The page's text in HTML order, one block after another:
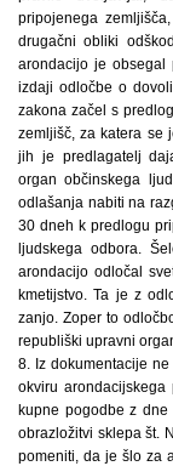
pripojenega
drugačni obliki
arondacijo je obsegal
izdaji odločbe o
zakona začel s
zemljišč, za katera se
jih je predlagatelj
organ občinskega
odlašanja nabiti na
30 dneh k predlogu
ljudskega odbora.
arondacijo odločal
kmetijstvo. Ta je z
zanjo. Zoper to
republiški upravni
8. Iz dokumentacije
okviru arondacijskega
kupne pogodbe z
obrazložitvi sklepa št.
pomeniti, da je šlo za